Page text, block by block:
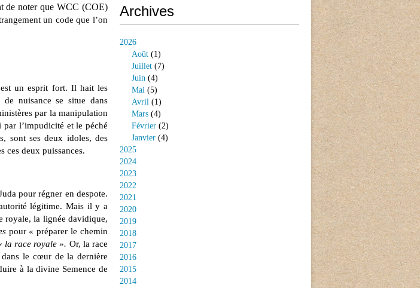
de noter que WCC (COE)
un code que l’on
un esprit fort. Il hait les
de nuisance se situe dans
par la manipulation
l’impudicité et le péché
sont ses deux idoles, des
ces deux puissances.
pour régner en despote.
légitime. Mais il y a
royale, la lignée davidique,
pour « préparer le chemin
la race royale ». Or, la race
dans le cœur de la dernière
à la divine Semence de
Archives
2026
Août (1)
Juillet (7)
Juin (4)
Mai (5)
Avril (1)
Mars (4)
Février (2)
Janvier (4)
2025
2024
2023
2022
2021
2020
2019
2018
2017
2016
2015
2014